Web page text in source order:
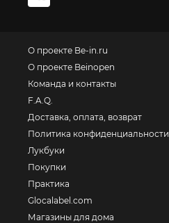
О проекте Be-in.ru
О проекте Beinopen
Команда и контакты
F.A.Q.
Доставка, оплата, возврат
Политика конфиденциальности
Лукбуки
Покупки
Практика
Glocalabel.com
Магазины для дома